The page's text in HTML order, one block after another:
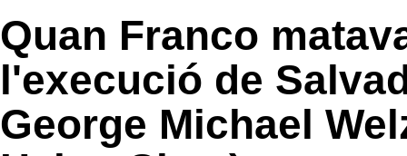
Quan Franco
l'execució de
George Michael